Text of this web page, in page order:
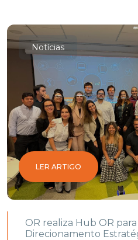
Notícias
LER ARTIGO
OR realiza Hub OR
Direcionamento